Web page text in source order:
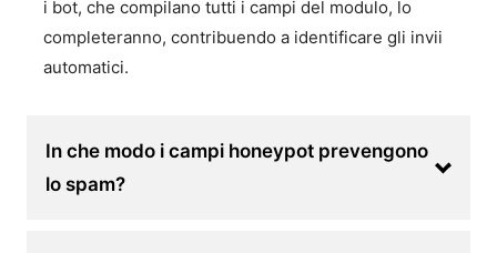
i bot, che compilano tutti i campi del modulo, lo
completeranno, contribuendo a identificare gli invii
automatici.
In che modo i campi honeypot prevengono
lo spam?